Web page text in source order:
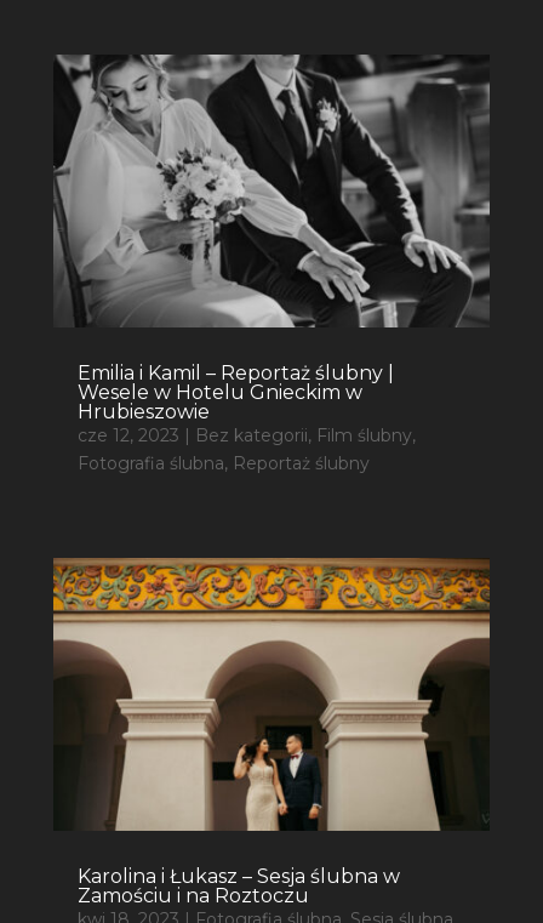
Emilia i Kamil – Reportaż ślubny |
Wesele w Hotelu Gnieckim w
Hrubieszowie
cze 12, 2023 Bez kategorii, Film ślubny,
Fotografia ślubna, Reportaż ślubny
Karolina i Łukasz – Sesja ślubna w
Zamościu i na Roztoczu